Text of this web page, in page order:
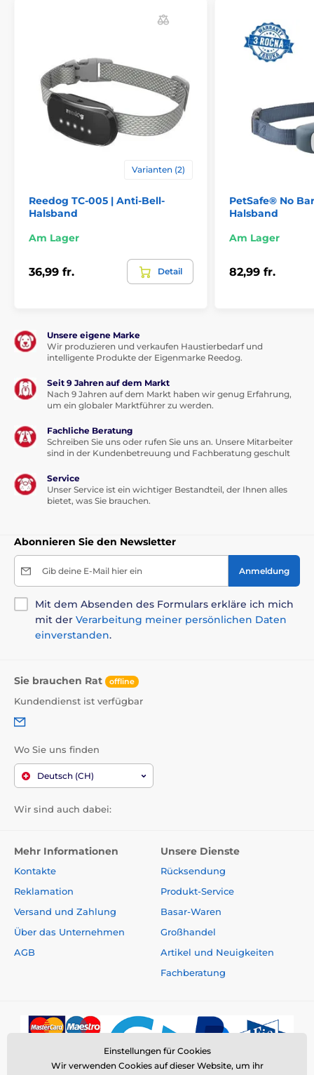
Varianten (2)
Reedog TC-005 | Anti-Bell-
Halsband
Am Lager
36,99 fr. Detail
PetSafe® No
Halsband
Am Lager
82,99 fr.
Unsere eigene Marke
Wir produzieren und verkaufen Haustierbedarf und
intelligente Produkte der Eigenmarke Reedog.
Seit 9 Jahren auf dem Markt
Nach 9 Jahren auf dem Markt haben wir genug Erfahrung,
um ein globaler Marktführer zu werden.
Fachliche Beratung
Schreiben Sie uns oder rufen Sie uns an. Unsere Mitarbeiter
sind in der Kundenbetreuung und Fachberatung geschult
Service
Unser Service ist ein wichtiger Bestandteil, der Ihnen alles
bietet, was Sie brauchen.
Abonnieren Sie den Newsletter
Gib deine E-Mail hier ein Anmeldung
Mit dem Absenden des Formulars erkläre ich mich
mit der Verarbeitung meiner persönlichen Daten
einverstanden.
Sie brauchen Rat offline
Kundendienst ist verfügbar
Wo Sie uns finden
Deutsch (CH)
Wir sind auch dabei:
Mehr Informationen
Kontakte
Reklamation
Versand und Zahlung
Über das Unternehmen
AGB
Unsere Dienste
Rücksendung
Produkt-Service
Basar-Waren
Großhandel
Artikel und Neuigkeiten
Fachberatung
Einstellungen für Cookies
Wir verwenden Cookies auf dieser Website, um ihr